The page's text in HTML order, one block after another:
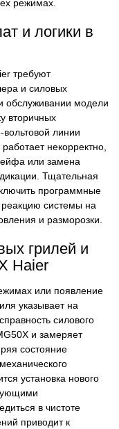
режимах.
и логики в
требуют
и силовых
обслуживании модели
вторичных
линии
некорректно,
или замена
Тщательная
программные
реакцию системы на
и разморозки.
грилей и
Haier
или появление
указывает на
силового
и замеряет
состояние
установка нового
в чистоте
приводит к